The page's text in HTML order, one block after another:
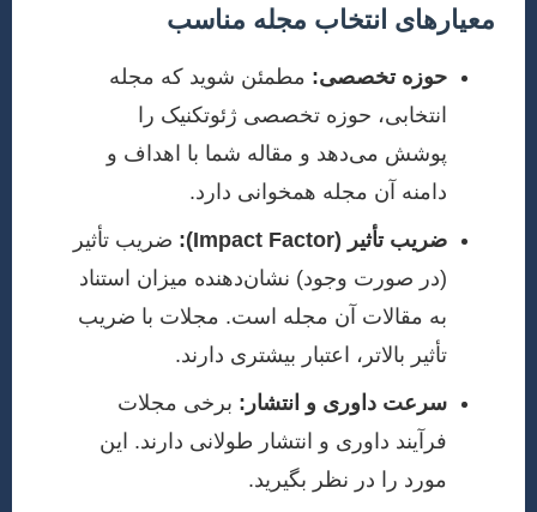
معیارهای انتخاب مجله مناسب
حوزه تخصصی: مطمئن شوید که مجله
انتخابی، حوزه تخصصی ژئوتکنیک را
پوشش می‌دهد و مقاله شما با اهداف و
دامنه آن مجله همخوانی دارد.
ضریب تأثیر (Impact Factor):
ضریب تأثیر
(در صورت وجود) نشان‌دهنده میزان استناد
به مقالات آن مجله است. مجلات با ضریب
تأثیر بالاتر، اعتبار بیشتری دارند.
سرعت داوری و انتشار: برخی مجلات
فرآیند داوری و انتشار طولانی دارند. این
مورد را در نظر بگیرید.